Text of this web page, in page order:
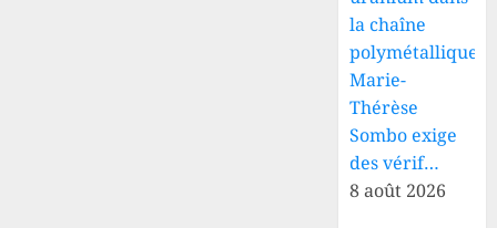
la chaîne
polymétallique,
Marie-
Thérèse
Sombo exige
des vérif…
8 août 2026